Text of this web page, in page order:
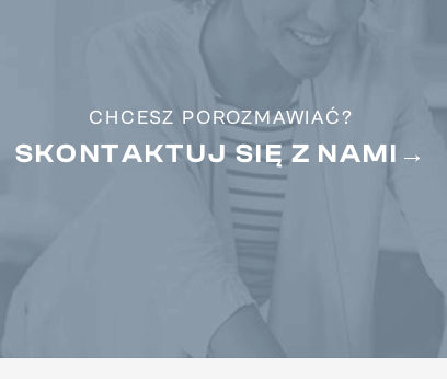
CHCESZ POROZMAWIAĆ?
SKONTAKTUJ SIĘ Z NAMI→